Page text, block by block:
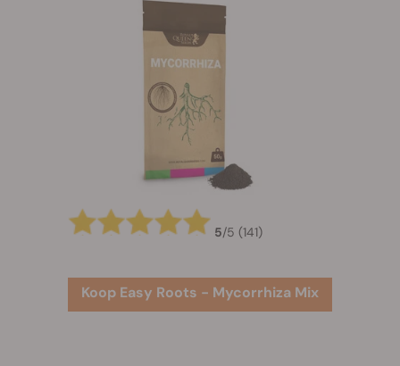
5/5 (141)
Koop Easy Roots - Mycorrhiza Mix